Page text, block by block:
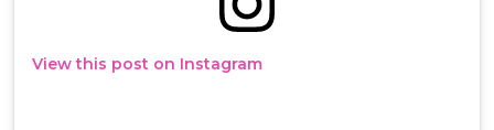
View this post on Instagram